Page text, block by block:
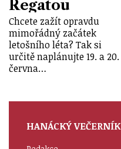
Regatou
Chcete zažít opravdu
mimořádný začátek
letošního léta? Tak si
určitě naplánujte 19. a 20.
června…
HANÁCKÝ VEČERNÍK